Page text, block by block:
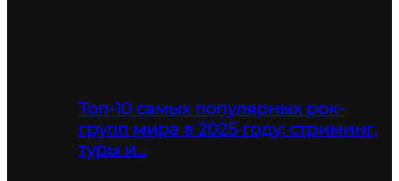
Топ-10 самых популярных рок-
групп мира в 2025 году: стриминг,
туры и…